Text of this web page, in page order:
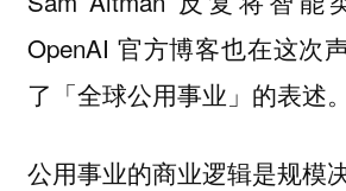
OpenAI 官方博客也在这次
了「全球公用事业」的表述。
公用事业的商业逻辑是规模